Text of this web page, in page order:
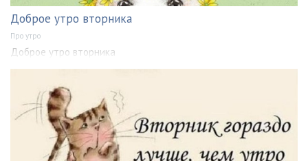
Доброе утро вторника
Про утро
Доброе утро вторника